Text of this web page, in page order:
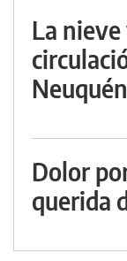
La
Dolor
querida